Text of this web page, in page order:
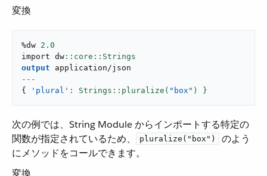
変換
%dw 2.0
import dw
output
application/json
---
{
'plural' : Strings::pluralize( "box" ) }
次の例では、String Module からインポートする特定の
関数が指定されているため、​
pluralize("box")
​ のよう
にメソッドをコールできます。
変換